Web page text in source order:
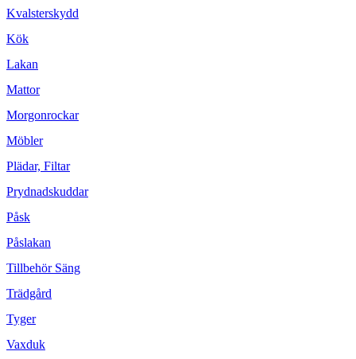
Kvalsterskydd
Kök
Lakan
Mattor
Morgonrockar
Möbler
Plädar, Filtar
Prydnadskuddar
Påsk
Påslakan
Tillbehör Säng
Trädgård
Tyger
Vaxduk